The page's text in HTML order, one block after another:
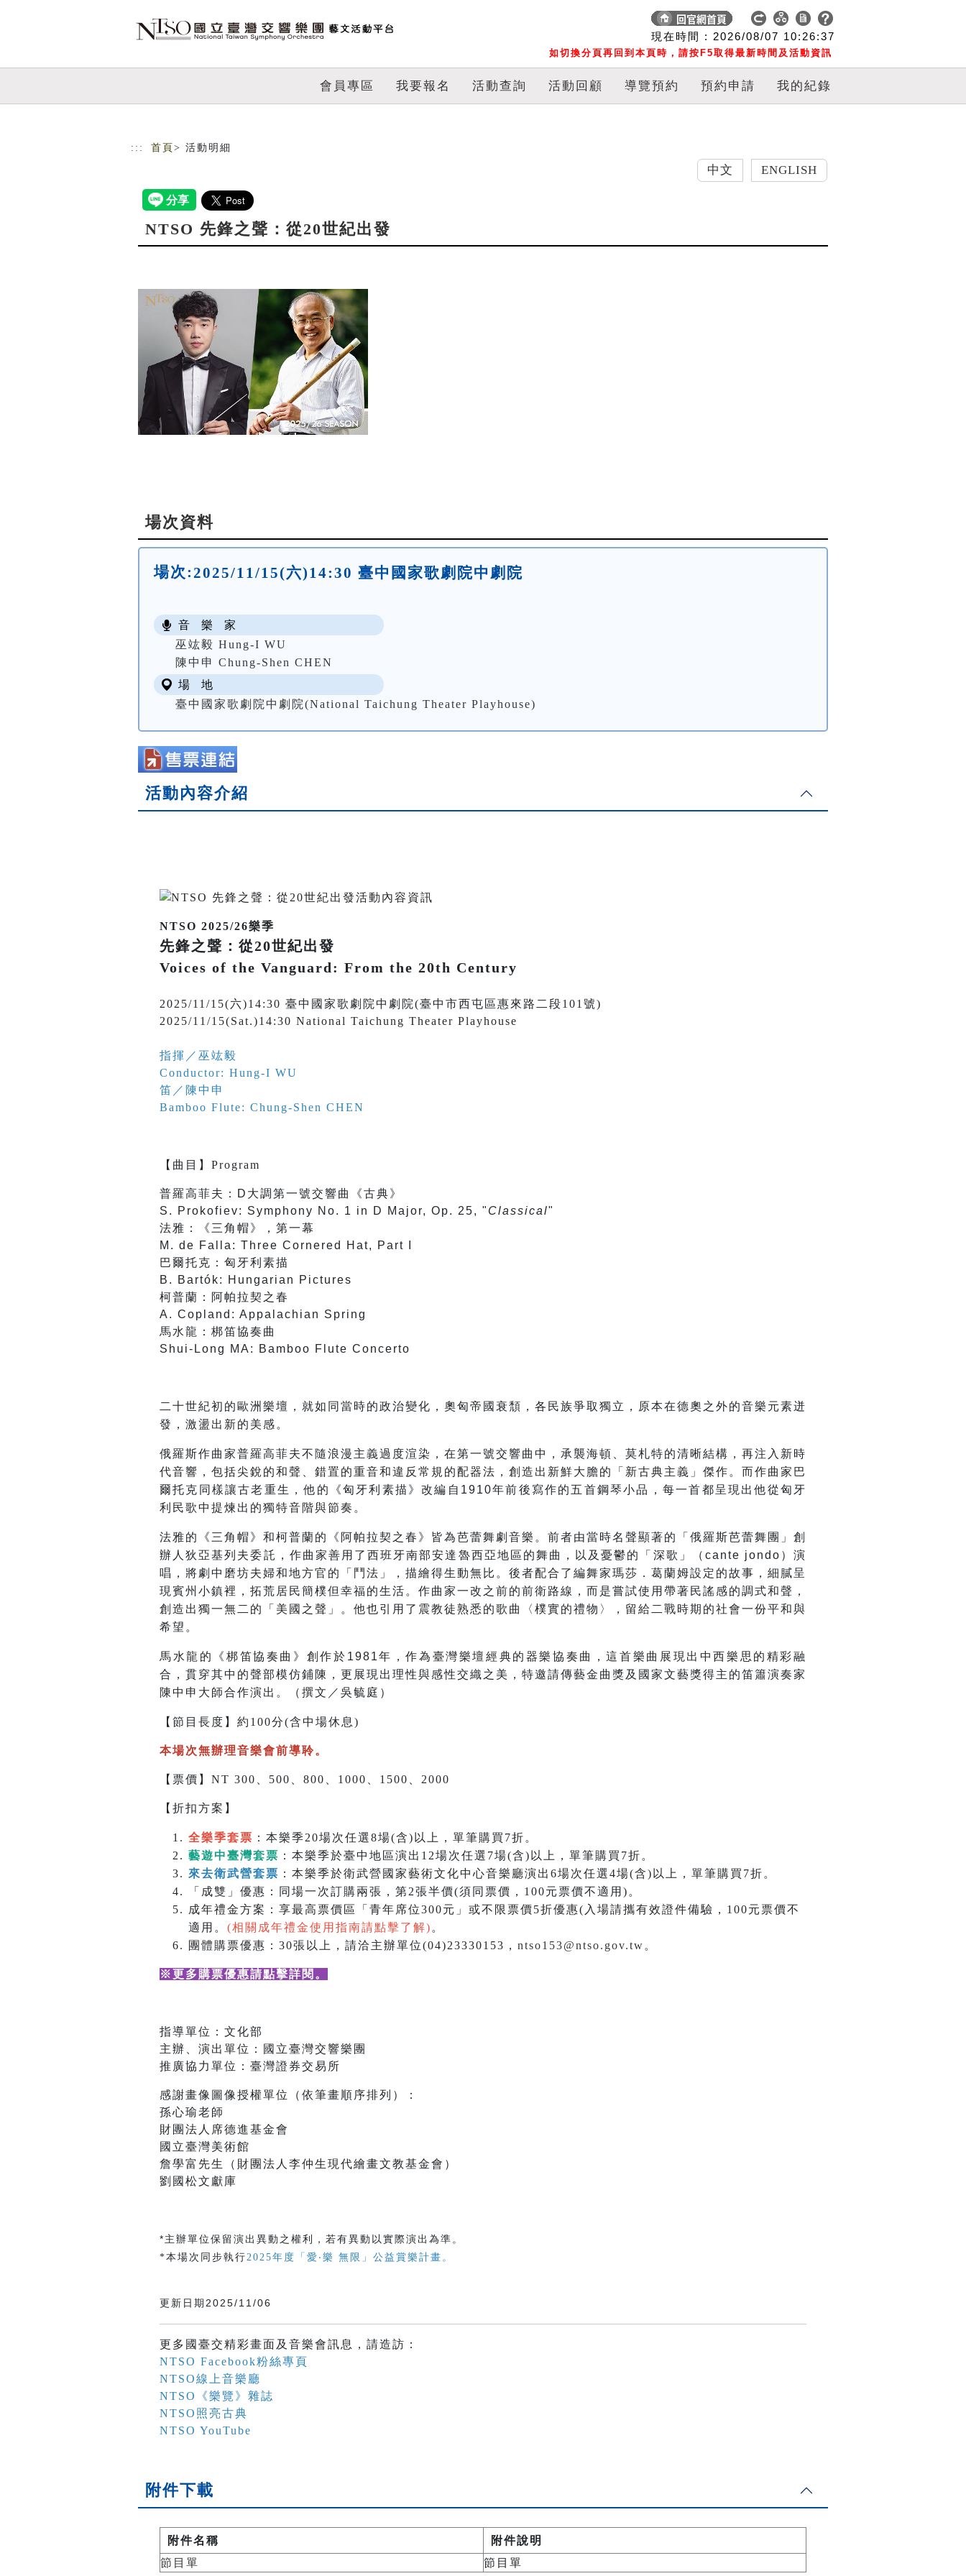
現在時間 : 2026/08/07 10:26:38
如切換分頁再回到本頁時，請按F5取得最新時間及活動資訊
會員專區 我要報名 活動查詢 活動回顧 導覽預約 預約申請 我的紀錄
::: 首頁 > 活動明細
ENGLISH
NTSO 先鋒之聲：從20世紀出發
場次資料
場次:2025/11/15(六)14:30 臺中國家歌劇院中劇院
音 樂 家
巫竑毅 Hung-I WU
陳中申 Chung-Shen CHEN
場 地
臺中國家歌劇院中劇院(National Taichung Theater Playhouse)
活動內容介紹
NTSO 2025/26樂季
先鋒之聲：從20世紀出發
Voices of the Vanguard: From the 20th Century
2025/11/15(六)14:30 臺中國家歌劇院中劇院(臺中市西屯區惠來路二段101號)
2025/11/15(Sat.)14:30 National Taichung Theater Playhouse
指揮／巫竑毅
Conductor: Hung-I WU
笛／陳中申
Bamboo Flute: Chung-Shen CHEN
【 曲目 】 Program
普羅高菲夫：D大調第一號交響曲《古典》
S. Prokofiev: Symphony No. 1 in D Major, Op. 25, " Classical"
法雅：《三角帽》，第一幕
M. de Falla: Three Cornered Hat, Part I
巴爾托克：匈牙利素描
B. Bartók: Hungarian Pictures
柯普蘭：阿帕拉契之春
A. Copland: Appalachian Spring
馬水龍：梆笛協奏曲
Shui-Long MA: Bamboo Flute Concerto
二十世紀初的歐洲樂壇，就如同當時的政治變化，奧匈帝國衰頹，各民族爭取獨立，原本在德奧之外的音樂元素迸
發，激盪出新的美感。
俄羅斯作曲家普羅高菲夫不隨浪漫主義過度渲染，在第一號交響曲中，承襲海頓、莫札特的清晰結構，再注入新時
代音響，包括尖銳的和聲、錯置的重音和違反常規的配器法，創造出新鮮大膽的「新古典主義」傑作。而作曲家巴
爾托克同樣讓古老重生，他的《匈牙利素描》改編自1910年前後寫作的五首鋼琴小品，每一首都呈現出他從匈牙
利民歌中提煉出的獨特音階與節奏。
法雅的《三角帽》和柯普蘭的《阿帕拉契之春》皆為芭蕾舞劇音樂。前者由當時名聲顯著的「俄羅斯芭蕾舞團」創
辦人狄亞基列夫委託，作曲家善用了西班牙南部安達魯西亞地區的舞曲，以及憂鬱的「深歌」（cante jondo）演
唱，將劇中磨坊夫婦和地方官的「鬥法」，描繪得生動無比。後者配合了編舞家瑪莎．葛蘭姆設定的故事，細膩呈
現賓州小鎮裡，拓荒居民簡樸但幸福的生活。作曲家一改之前的前衛路線，而是嘗試使用帶著民謠感的調式和聲，
創造出獨一無二的「美國之聲」。他也引用了震教徒熟悉的歌曲〈樸實的禮物〉，留給二戰時期的社會一份平和與
希望。
馬水龍的《梆笛協奏曲》創作於1981年，作為臺灣樂壇經典的器樂協奏曲，這首樂曲展現出中西樂思的精彩融
合，貫穿其中的聲部模仿鋪陳，更展現出理性與感性交織之美，特邀請傳藝金曲獎及國家文藝獎得主的笛簫演奏家
陳中申大師合作演出。（撰文／吳毓庭）
【節目長度】約100分(含中場休息)
本場次無辦理音樂會前導聆。
【票價】NT 300、500、800、1000、1500、2000
【折扣方案】
全樂季套票 ：本樂季20場次任選8場(含)以上，單筆購買7折。
藝遊中臺灣套票 ：本樂季於臺中地區演出12場次任選7場(含)以上，單筆購買7折。
來去衛武營套票 ：本樂季於衛武營國家藝術文化中心音樂廳演出6場次任選4場(含)以上，單筆購買7折。
「成雙」優惠：同場一次訂購兩張，第2張半價(須同票價，100元票價不適用)。
成年禮金方案：享最高票價區「青年席位300元」或不限票價5折優惠(入場請攜有效證件備驗，100元票價不
適用。 (相關成年禮金使用指南請點擊了解) 。
團體購票優惠：30張以上，請洽主辦單位(04)23330153， ntso153@ntso.gov.tw 。
※更多購票優惠請點擊詳閱 。
指導單位：文化部
主辦、演出單位：國立臺灣交響樂團
推廣協力單位：臺灣證券交易所
感謝畫像圖像授權單位（依筆畫順序排列）：
孫心瑜老師
財團法人席德進基金會
國立臺灣美術館
詹學富先生（財團法人李仲生現代繪畫文教基金會）
劉國松文獻庫
*主辦單位保留演出異動之權利，若有異動以實際演出為準。
*本場次同步執行 2025年度「愛‧樂 無限」公益賞樂計畫。
更新日期2025/11/06
更多國臺交精彩畫面及音樂會訊息，請造訪：
NTSO Facebook粉絲專頁
NTSO線上音樂廳
NTSO《樂覽》雜誌
NTSO照亮古典
NTSO YouTube
附件下載
附件名稱
附件說明
節目單
節目單